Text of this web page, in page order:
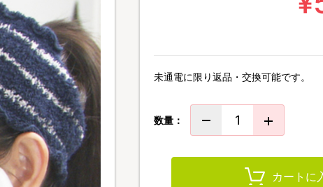
未通電に限り返品・交換可能です。
数量：
カートに